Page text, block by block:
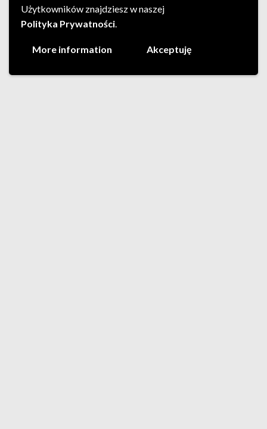
Użytkowników znajdziesz w naszej
Polityka Prywatności.
More information Akceptuję